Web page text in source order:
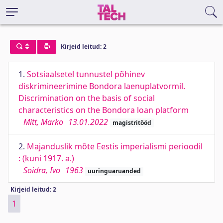
Kirjeid leitud: 2
1. Sotsiaalsetel tunnustel põhinev
diskrimineerimine Bondora laenuplatvormil.
Discrimination on the basis of social
characteristics on the Bondora loan platform
Mitt, Marko 13.01.2022 magistritööd
2. Majanduslik mõte Eestis imperialismi perioodil
: (kuni 1917. a.)
Soidra, Ivo 1963 uuringuaruanded
Kirjeid leitud: 2
1